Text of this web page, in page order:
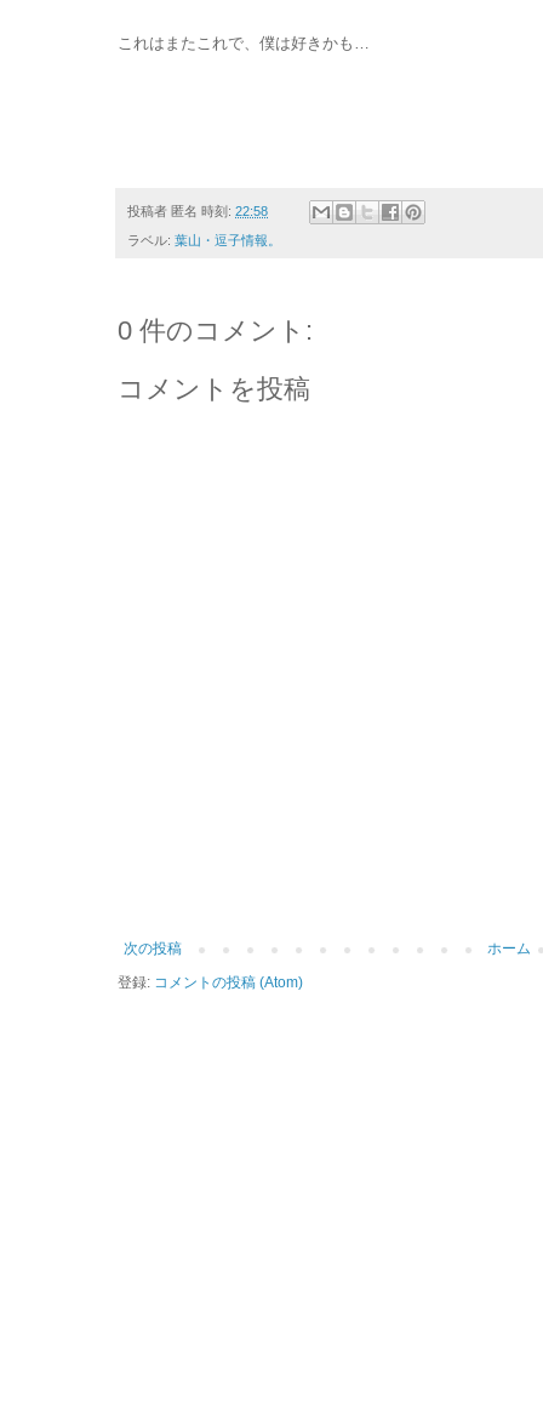
これはまたこれで、僕は好きかも…
投稿者 匿名 時刻: 22:58
ラベル: 葉山・逗子情報。
0 件のコメント:
コメントを投稿
次の投稿
ホーム
登録: コメントの投稿 (Atom)